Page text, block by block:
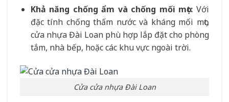
Khả năng chống ẩm và chống mối mọt: Với
đặc tính chống thấm nước và kháng mối mọt,
cửa nhựa Đài Loan phù hợp lắp đặt cho phòng
tắm, nhà bếp, hoặc các khu vực ngoài trời.
Cửa cửa nhựa Đài Loan